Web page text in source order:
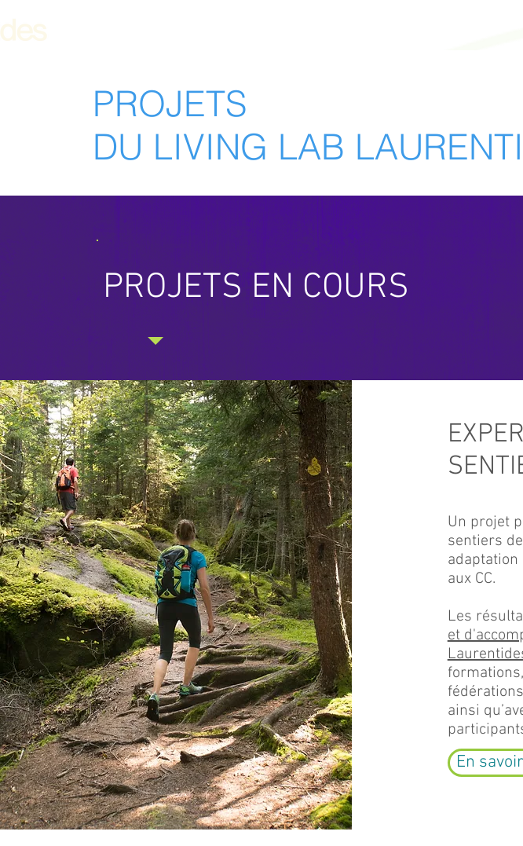
PROJETS
DU LIVING LAB
PROJETS EN COURS
Un projet
sentiers
adaptation
aux CC.
Les
et
ainsi
En